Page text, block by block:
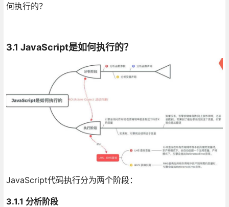
何执行的？
3.1 JavaScript是如何执行的？
JavaScript代码执行分为两个阶段：
3.1.1 分析阶段